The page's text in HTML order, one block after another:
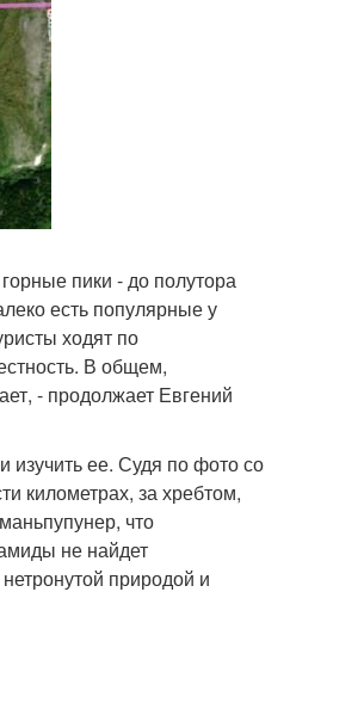
пики - до полутора
есть популярные у
ходят по
В общем,
- продолжает Евгений
изучить ее. Судя по фото со
километрах, за хребтом,
что
не найдет
природой и